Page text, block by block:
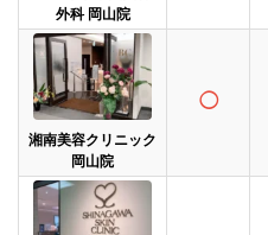
外科 岡山院
湘南美容クリニック
岡山院
◯